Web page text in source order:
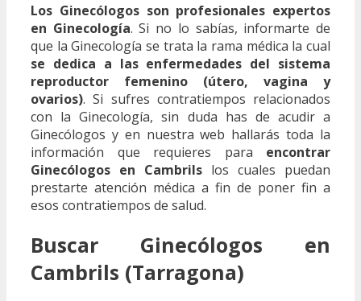
Los Ginecólogos son profesionales expertos
en Ginecología. Si no lo sabías, informarte de
que la Ginecología se trata la rama médica la cual
se dedica a las enfermedades del sistema
reproductor femenino (útero, vagina y
ovarios). Si sufres contratiempos relacionados
con la Ginecología, sin duda has de acudir a
Ginecólogos y en nuestra web hallarás toda la
información que requieres para encontrar
Ginecólogos en Cambrils los cuales puedan
prestarte atención médica a fin de poner fin a
esos contratiempos de salud.
Buscar Ginecólogos en
Cambrils (Tarragona)